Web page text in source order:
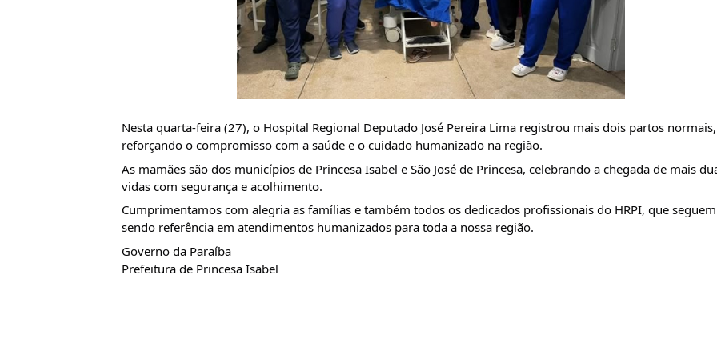
Nesta quarta-feira (27), o Hospital Regional Deputado José Pereira Lima registrou mais dois partos normais,
reforçando o compromisso com a saúde e o cuidado humanizado na região.
As mamães são dos municípios de Princesa Isabel e São José de Princesa, celebrando a chegada de mais
vidas com segurança e acolhimento.
Cumprimentamos com alegria as famílias e também todos os dedicados profissionais do HRPI, que seguem
sendo referência em atendimentos humanizados para toda a nossa região.
Governo da Paraíba
Prefeitura de Princesa Isabel